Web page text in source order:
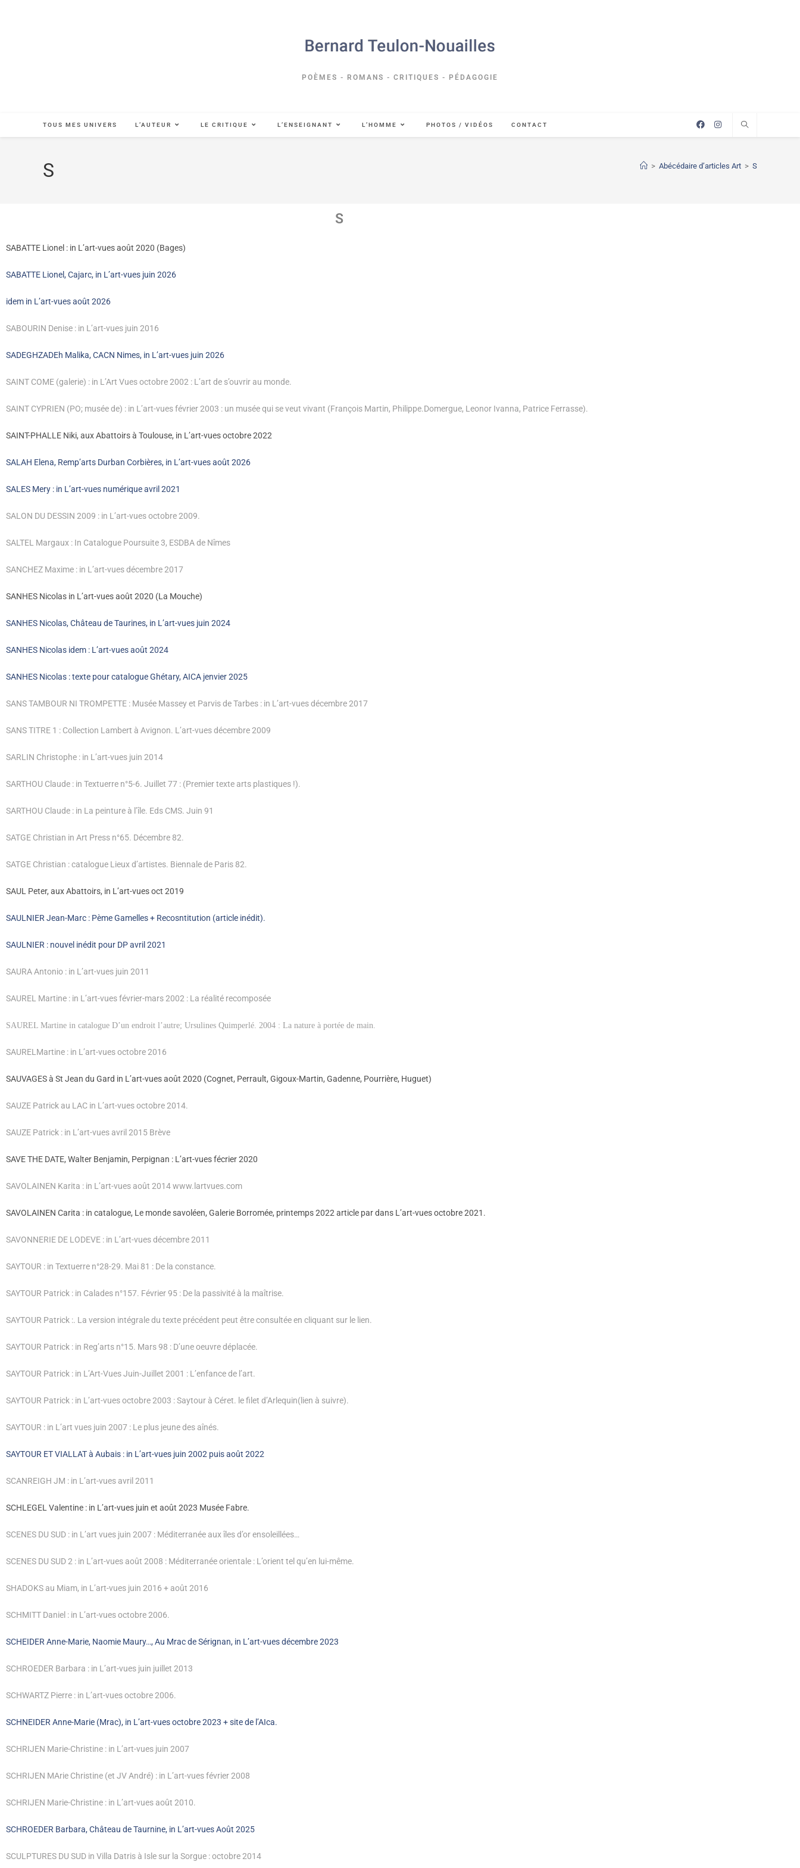
POÈMES - ROMANS - CRITIQUES - PÉDAGOGIE
TOUS MES UNIVERS L’AUTEUR LE CRITIQUE L’ENSEIGNANT L’HOMME PHOTOS / VIDÉOS CONTACT
S > Abécédaire d’articles Art > S
S
SABATTE Lionel : in L’art-vues août 2020 (Bages)
SABATTE Lionel, Cajarc, in L’art-vues juin 2026
idem in L’art-vues août 2026
SABOURIN Denise : in L’art-vues juin 2016
SADEGHZADEh Malika, CACN Nimes, in L’art-vues juin 2026
SAINT COME (galerie) : in L’Art Vues octobre 2002 : L’art de s’ouvrir au monde.
SAINT CYPRIEN (PO; musée de) : in L’art-vues février 2003 : un musée qui se veut vivant (François Martin, Philippe.Domergue, Leonor Ivanna, Patrice Ferrasse).
SAINT-PHALLE Niki, aux Abattoirs à Toulouse, in L’art-vues octobre 2022
SALAH Elena, Remp’arts Durban Corbières, in L’art-vues août 2026
SALES Mery : in L’art-vues numérique avril 2021
SALON DU DESSIN 2009 : in L’art-vues octobre 2009.
SALTEL Margaux : In Catalogue Poursuite 3, ESDBA de Nîmes
SANCHEZ Maxime : in L’art-vues décembre 2017
SANHES Nicolas in L’art-vues août 2020 (La Mouche)
SANHES Nicolas, Château de Taurines, in L’art-vues juin 2024
SANHES Nicolas idem : L’art-vues août 2024
SANHES Nicolas : texte pour catalogue Ghétary, AICA jenvier 2025
SANS TAMBOUR NI TROMPETTE : Musée Massey et Parvis de Tarbes : in L’art-vues décembre 2017
SANS TITRE 1 : Collection Lambert à Avignon. L’art-vues décembre 2009
SARLIN Christophe : in L’art-vues juin 2014
SARTHOU Claude : in Textuerre n°5-6. Juillet 77 : (Premier texte arts plastiques !).
SARTHOU Claude : in La peinture à l’île. Eds CMS. Juin 91
SATGE Christian in Art Press n°65. Décembre 82.
SATGE Christian : catalogue Lieux d’artistes. Biennale de Paris 82.
SAUL Peter, aux Abattoirs, in L’art-vues oct 2019
SAULNIER Jean-Marc : Pème Gamelles + Recosntitution (article inédit).
SAULNIER : nouvel inédit pour DP avril 2021
SAURA Antonio : in L’art-vues juin 2011
SAUREL Martine : in L’art-vues février-mars 2002 : La réalité recomposée
SAUREL Martine in catalogue D’un endroit l’autre; Ursulines Quimperlé. 2004 : La nature à portée de main.
SAURELMartine : in L’art-vues octobre 2016
SAUVAGES à St Jean du Gard in L’art-vues août 2020 (Cognet, Perrault, Gigoux-Martin, Gadenne, Pourrière, Huguet)
SAUZE Patrick au LAC in L’art-vues octobre 2014.
SAUZE Patrick : in L’art-vues avril 2015 Brève
SAVE THE DATE, Walter Benjamin, Perpignan : L’art-vues fécrier 2020
SAVOLAINEN Karita : in L’art-vues août 2014www.lartvues.com
SAVOLAINEN Carita : in catalogue, Le monde savoléen, Galerie Borromée, printemps 2022 article par dans L’art-vues octobre 2021.
SAVONNERIE DE LODEVE : in L’art-vues décembre 2011
SAYTOUR : in Textuerre n°28-29. Mai 81 : De la constance.
SAYTOUR Patrick : in Calades n°157. Février 95 : De la passivité à la maîtrise.
SAYTOUR Patrick :. La version intégrale du texte précédent peut être consultée en cliquant sur le lien.
SAYTOUR Patrick : in Reg’arts n°15. Mars 98 : D’une oeuvre déplacée.
SAYTOUR Patrick : in L’Art-Vues Juin-Juillet 2001 : L’enfance de l’art.
SAYTOUR Patrick : in L’art-vues octobre 2003 : Saytour à Céret. le filet d’Arlequin(lien à suivre).
SAYTOUR : in L’art vues juin 2007 : Le plus jeune des aînés.
SAYTOUR ET VIALLAT à Aubais : in L’art-vues juin 2002 puis août 2022
SCANREIGH JM : in L’art-vues avril 2011
SCHLEGEL Valentine : in L’art-vues juin et août 2023 Musée Fabre.
SCENES DU SUD : in L’art vues juin 2007 : Méditerranée aux îles d’or ensoleillées…
SCENES DU SUD 2 : in L’art-vues août 2008 : Méditerranée orientale : L’orient tel qu’en lui-même.
SHADOKS au Miam, in L’art-vues juin 2016 + août 2016
SCHMITT Daniel : in L’art-vues octobre 2006.
SCHEIDER Anne-Marie, Naomie Maury…, Au Mrac de Sérignan, in L’art-vues décembre 2023
SCHROEDER Barbara : in L’art-vues juin juillet 2013
SCHWARTZ Pierre : in L’art-vues octobre 2006.
SCHNEIDER Anne-Marie (Mrac), in L’art-vues octobre 2023 + site de l’AIca.
SCHRIJEN Marie-Christine : in L’art-vues juin 2007
SCHRIJEN MArie Christine (et JV André) : in L’art-vues février 2008
SCHRIJEN Marie-Christine : in L’art-vues août 2010.
SCHROEDER Barbara, Château de Taurnine, in L’art-vues Août 2025
SCULPTURES DU SUD in Villa Datris à Isle sur la Sorgue : octobre 2014